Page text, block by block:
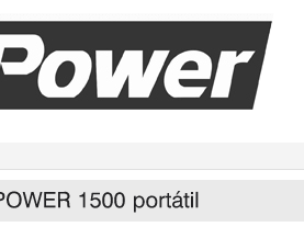
Top Menu
EMPRESA